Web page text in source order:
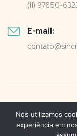
(11) 97650-
E-mail:
© 2026
Nós utilizamos
experiência em